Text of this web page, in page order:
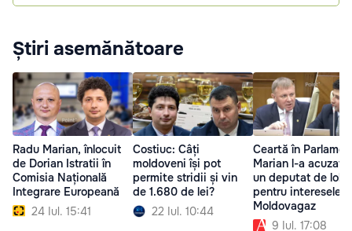
Știri asemănătoare
Radu Marian, înlocuit
de Dorian Istratii în
Comisia Națională
Integrare Europeană
24 Iul. 15:41
Costiuc: Câți
moldoveni își pot
permite stridii și vin
de 1.680 de lei?
22 Iul. 10:44
Ceartă în
Marian l-a acuzat
un deputat de
pentru interesele
Moldovagaz
9 Iul. 17:08